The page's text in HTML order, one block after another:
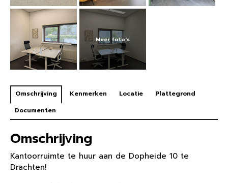
Omschrijving Kenmerken Locatie
Plattegrond
Documenten
Omschrijving
Kantoorruimte te huur aan de Dopheide 10 te
Drachten!